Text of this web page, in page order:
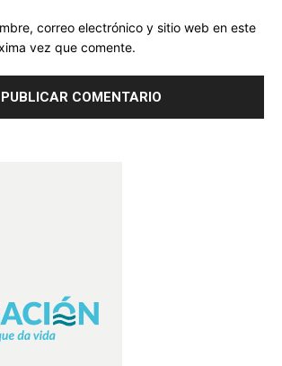
correo electrónico y sitio web en este
vez que comente.